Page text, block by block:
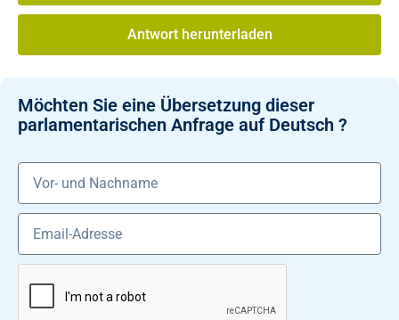
Antwort herunterladen
Möchten Sie eine Übersetzung dieser
parlamentarischen Anfrage auf Deutsch ?